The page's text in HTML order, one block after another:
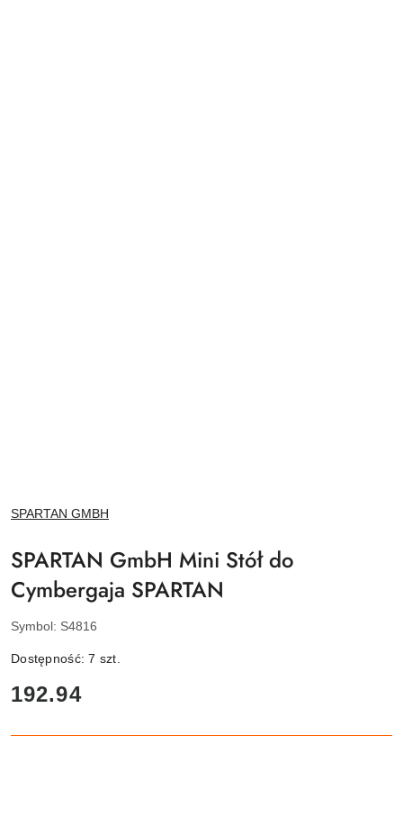
NAZWA
PRODUCENTA:
SPARTAN GMBH
SPARTAN GmbH Mini Stół do
Cymbergaja SPARTAN
Symbol: S4816
Dostępność:7 szt.
cena:
192.94